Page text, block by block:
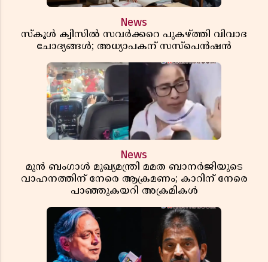
News
സ്കൂൾ ക്വിസിൽ സവർക്കറെ പുകഴ്ത്തി വിവാദ
ചോദ്യങ്ങൾ; അധ്യാപകന് സസ്പെൻഷൻ
News
മുൻ ബംഗാൾ മുഖ്യമന്ത്രി മമത ബാനർജിയുടെ
വാഹനത്തിന് നേരെ ആക്രമണം; കാറിന് നേരെ
പാഞ്ഞുകയറി അക്രമികൾ